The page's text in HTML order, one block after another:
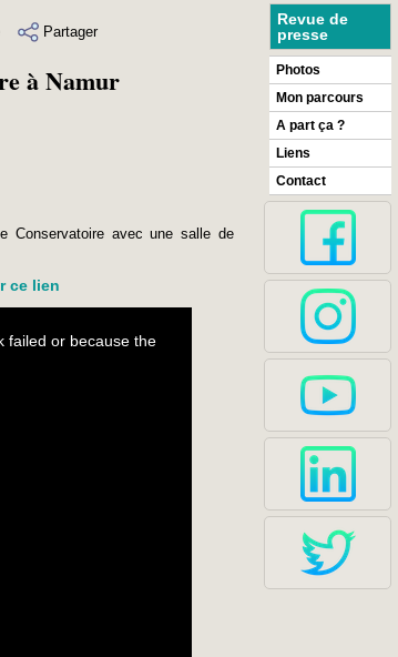
Partager
à Namur
Conservatoire avec une salle de
ce lien
Revue de
presse
Photos
Mon parcours
A part ça ?
Liens
Contact